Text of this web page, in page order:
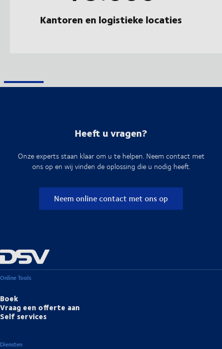
Kantoren en logistieke locaties
Heeft u vragen?
Onze experts staan klaar om u te helpen. Neem contact met
ons op en wij vinden de oplossing die u nodig heeft.
Neem online contact met ons op
Online Tools
Boek
Vraag een offerte aan
Self services
Diensten